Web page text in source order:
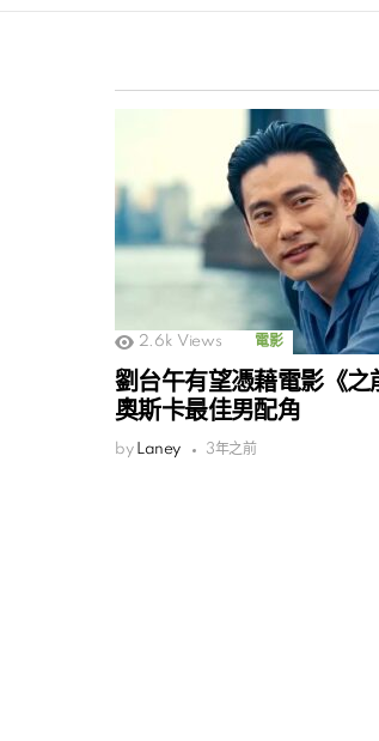
2.6k Views 電影
劉台午有望憑藉電影《之
奧斯卡最佳男配角
by Laney 3年之前